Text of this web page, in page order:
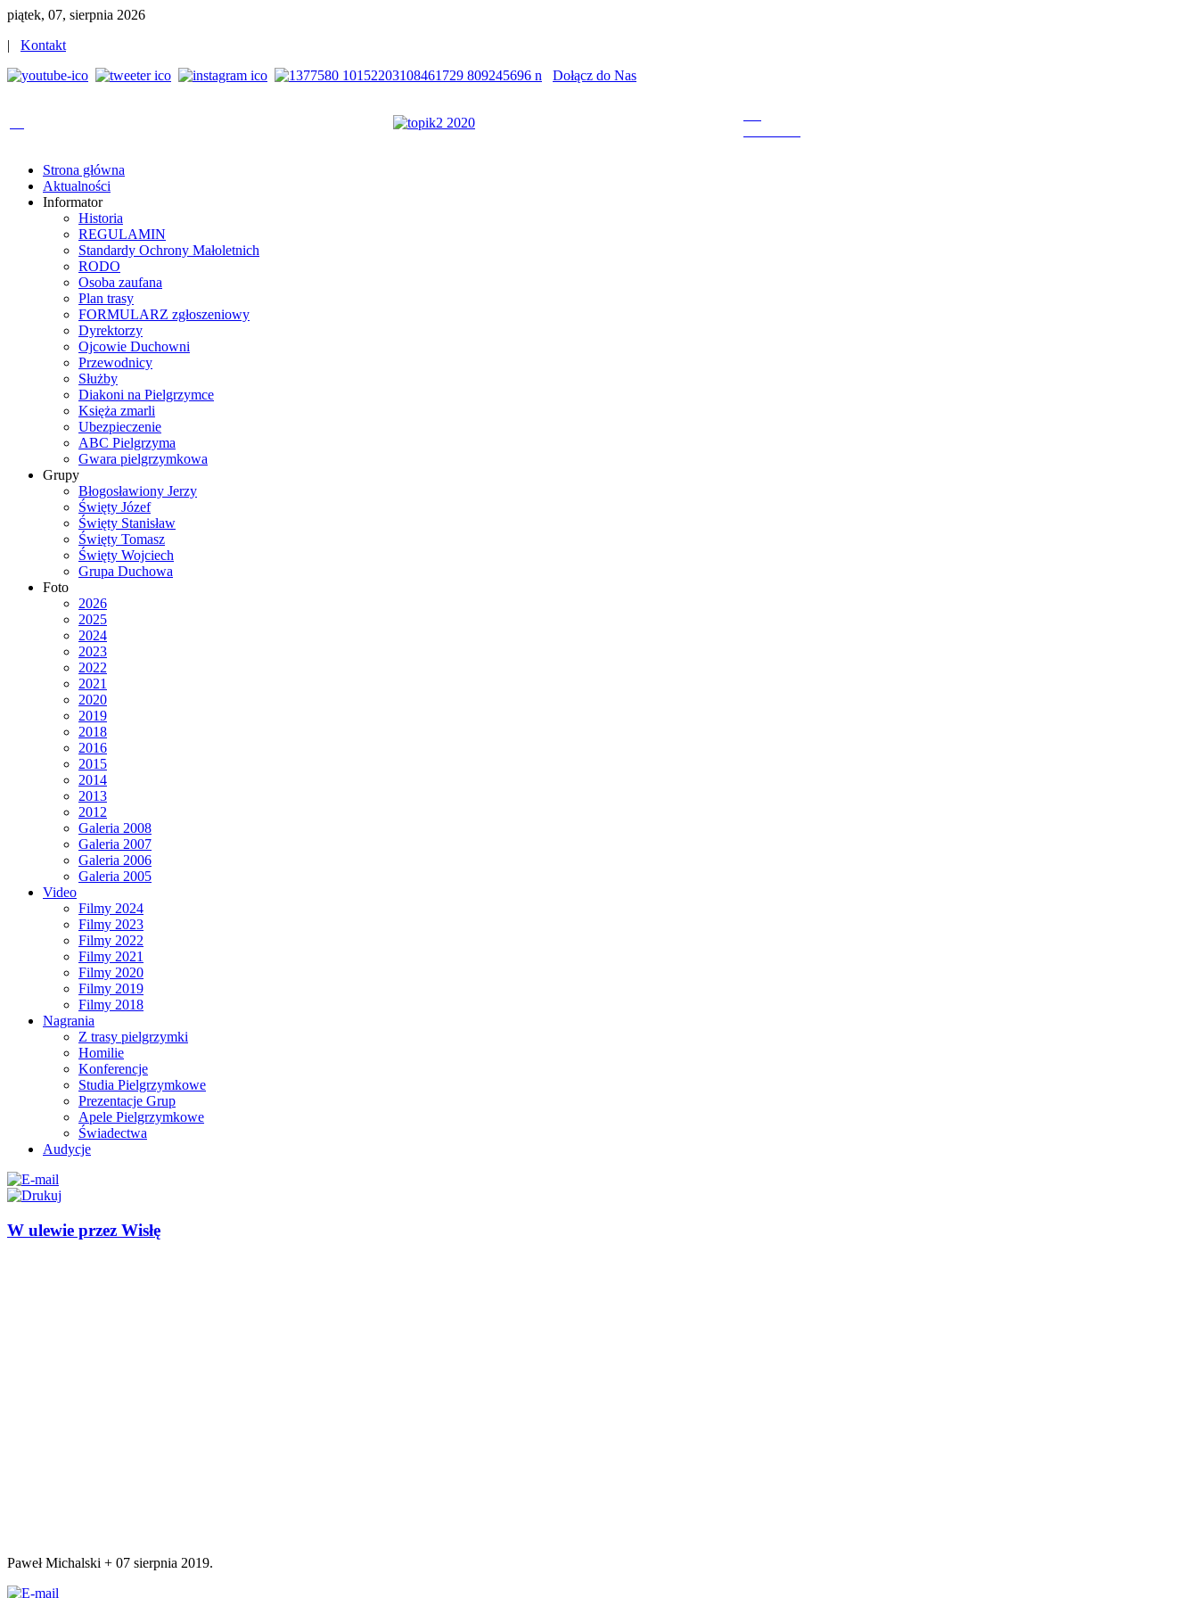
piątek, 07, sierpnia 2026
| Kontakt
Dołącz do Nas
Strona główna
Aktualności
Informator
Historia
REGULAMIN
Standardy Ochrony Małoletnich
RODO
Osoba zaufana
Plan trasy
FORMULARZ zgłoszeniowy
Dyrektorzy
Ojcowie Duchowni
Przewodnicy
Służby
Diakoni na Pielgrzymce
Księża zmarli
Ubezpieczenie
ABC Pielgrzyma
Gwara pielgrzymkowa
Grupy
Błogosławiony Jerzy
Święty Józef
Święty Stanisław
Święty Tomasz
Święty Wojciech
Grupa Duchowa
Foto
2026
2025
2024
2023
2022
2021
2020
2019
2018
2016
2015
2014
2013
2012
Galeria 2008
Galeria 2007
Galeria 2006
Galeria 2005
Video
Filmy 2024
Filmy 2023
Filmy 2022
Filmy 2021
Filmy 2020
Filmy 2019
Filmy 2018
Nagrania
Z trasy pielgrzymki
Homilie
Konferencje
Studia Pielgrzymkowe
Prezentacje Grup
Apele Pielgrzymkowe
Świadectwa
Audycje
W ulewie przez Wisłę
Paweł Michalski + 07 sierpnia 2019.